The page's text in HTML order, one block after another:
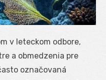
v leteckom odbore,
a obmedzenia pre
označovaná